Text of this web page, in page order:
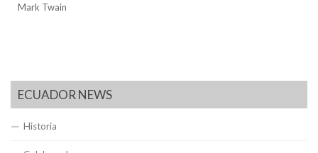
Mark Twain
ECUADOR NEWS
Historia